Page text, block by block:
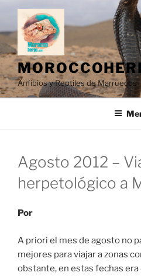
Saltar
contenido
Anfibios y Reptiles de Marruecos
Agosto 2012 –
herpetológico a
Por
A priori el mes de agosto no
mejores para viajar a zonas
obstante, en estas fechas